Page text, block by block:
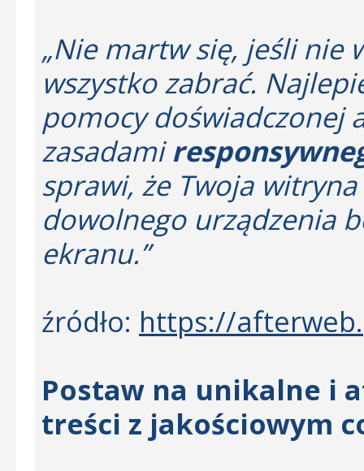
„Nie martw się, jeśli nie
wszystko zabrać.
pomocy doświadczonej
zasadami
sprawi, że Twoja
dowolnego urządzenia
ekranu.”
źródło: https://
Postaw na unikalne i
treści z jakościowym